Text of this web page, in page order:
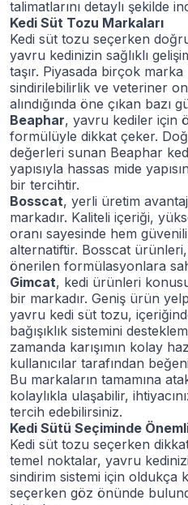
talimatlarını detaylı şekilde
Kedi Süt Tozu Markaları
Kedi süt tozu seçerken
yavru kedinizin sağlıklı
taşır. Piyasada birçok
sindirilebilirlik ve veteriner
alındığında öne çıkan bazı
Beaphar, yavru kediler için
formülüyle dikkat çeker.
değerleri sunan Beaphar
yapısıyla hassas mide
bir tercihtir.
Bosscat, yerli üretim
markadır. Kaliteli içeriği,
oranı sayesinde hem
alternatiftir. Bosscat
önerilen formülasyonlara
Gimcat, kedi ürünleri
bir markadır. Geniş ürün
yavru kedi süt tozu,
bağışıklık sistemini
zamanda karışımın kolay
kullanıcılar tarafından
Bu markaların tamamına
kolaylıkla ulaşabilir,
tercih edebilirsiniz.
Kedi Sütü Seçiminde
Kedi süt tozu seçerken
temel noktalar, yavru
sindirim sistemi için oldukça
seçerken göz önünde